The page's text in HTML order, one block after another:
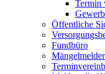
Termin
Öffentliche
Fundbüro
Mängelmelder